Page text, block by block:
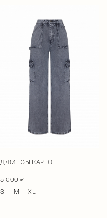
ДЖИНСЫ КАРГО
5 000 ₽
S
M XL